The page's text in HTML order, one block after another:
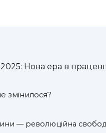
Нова ера в
змінилося?
— революційна